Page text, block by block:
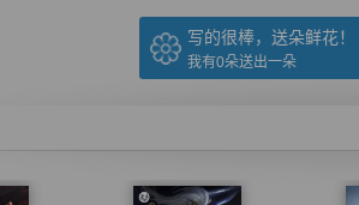
写的很棒，送朵鲜花！
我有0朵送出一朵